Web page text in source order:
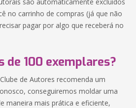
no carrinho de compras (já que não
pagar por algo que receberá no
de 100 exemplares?
de Autores recomenda um
conseguiremos moldar uma
maneira mais prática e eficiente,